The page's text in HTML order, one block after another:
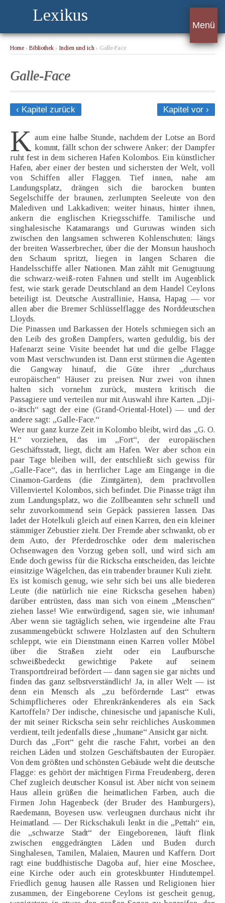
Lexikus
Menü
Home › Bibliothek › Indien und ich › Galle-Face
Galle-Face
‹ Kapitel zurück Kapitel vor ›
K aum eine halbe Stunde, nachdem der Lotse an Bord
kommt, fällt schon der schwere Anker; der Dampfer
ruht fest in dem sicheren Hafen Kolombos. Ein künstlicher
Hafen, aber einer der besten und sichersten der Welt, voll
von Schiffen aller Flaggen. Tief innen, nahe am
Landungsplatz, drängen sich die barocken bunten
Segelschiffe der braunen, zerlumpten Seeleute von den
Malediven und Lakkadiven; weiter hinaus, hinter ihnen,
ankern die englischen Kriegsschiffe. Tamilische und
singhalesische Katamarangs und Guruwas winden sich
zwischen den langsamen schweren Kohlenschuten; längs
der breiten Wasserbrecher, über die der Monsun haushoch
den Schaum spritzt, liegen in langen Scharen die
Handelsschiffe aller Nationen. Man zählt mit Genugtuung
die schwarz-weiß-roten Fahnen und stellt im Augenblick
fest, wie stark gerade Deutschland an dem Handel Ceylons
beteiligt ist. Deutsche Australlinie, Hansa, Hapag — vor
allen aber die Bremer Schlüsselflagge des Norddeutschen
Lloyds.
Die Pinassen und Barkassen der Hotels schmiegen sich an
den Leib des großen Dampfers, warten geduldig, bis der
Hafenarzt seine Visite beendet hat und die gelbe Flagge
vom Mast verschwunden ist. Dann erst stürmen die Agenten
die Gangway hinauf, die Güte ihrer „durchaus
europäischen“ Häuser zu preisen. Nur zwei von ihnen
halten sich vornehm zurück, mustern kritisch die
Passagiere und verteilen nur mit Auswahl ihre Karten. „Dji-
o-ätsch“ sagt der eine (Grand-Oriental-Hotel) — und der
andere sagt: „Galle-Face.“
Wer nur ganz kurze Zeit in Kolombo bleibt, wird das „G. O.
H.“ vorziehen, das im „Fort“, der europäischen
Geschäftsstadt, liegt, dicht am Hafen. Wer aber schon ein
paar Tage bleiben will, der entschließt sich gewiss für
„Galle-Face“, das in herrlicher Lage am Eingange in die
Cinamon-Gardens (die Zimtgärten), dem prachtvollen
Villenviertel Kolombos, sich befindet. Die Pinasse trägt ihn
zum Landungsplatz, wo die Zollbeamten sehr schnell und
sehr zuvorkommend sein Gepäck passieren lassen. Das
ladet der Hotelkuli gleich auf einen Karren, den ein kleiner
stämmiger Zebustier zieht. Der Fremde aber schwankt, ob er
dem Auto, der Pferdedroschke oder dem malerischen
Ochsenwagen den Vorzug geben soll, und wird sich am
Ende doch gewiss für die Rickscha entscheiden, das leichte
einsitzige Wägelchen, das ein trabender brauner Kuli zieht.
Es ist komisch genug, wie sehr sich bei uns alle biederen
Leute (die natürlich nie eine Rickscha gesehen haben)
darüber entrüsten, dass man sich von einem „Menschen“
ziehen lasse! Wie entwürdigend, sagen sie, wie inhuman!
Aber wenn sie tagtäglich sehen, wie irgendeine alte Frau
zusammengebückt schwere Holzlasten auf den Schultern
schleppt, wie ein Dienstmann einen Karren voller Möbel
über die Straßen zieht oder ein Laufbursche
schweißbedeckt gewichtige Pakete auf seinem
Transportdreirad befördert — dann sagen sie gar nichts und
finden das ganz selbstverständlich! Ja, in aller Welt — ist
denn ein Mensch als „zu befördernde Last“ etwas
Schimpflicheres oder Ehrenkränkenderes als ein Sack
Kartoffeln? Der indische, chinesische und japanische Kuli,
der mit seiner Rickscha sein sehr reichliches Auskommen
verdient, teilt jedenfalls diese „humane“ Ansicht gar nicht.
Durch das „Fort“ geht die rasche Fahrt, vorbei an den
reichen Läden und stolzen Geschäftsbauten der Europäer.
Von dem größten und schönsten Gebäude weht die deutsche
Flagge: es gehört der mächtigen Firma Freudenberg, deren
Chef zugleich deutscher Konsul ist. Aber nicht von seinem
Haus allein grüßen die heimatlichen Farben, auch die
Firmen John Hagenbeck (der Bruder des Hamburgers),
Raedemann, Boyesen usw. verleugnen durchaus nicht ihr
Heimatland. — Der Rickschakuli lenkt in die „Pettah“ ein,
die „schwarze Stadt“ der Eingeborenen, läuft flink
zwischen enggedrängten Läden und Buden durch
Singhalesen, Tamilen, Malaien, Mauren und Kaffern. Dort
ragt eine buddhistische Dagoba auf, hier eine Moschee,
eine Kirche oder auch ein groteskbunter Hindutempel.
Friedlich genug hausen alle Rassen und Religionen hier
zusammen, der Eingeborene Ceylons ist gescheit genug,